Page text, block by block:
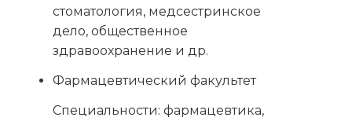
стоматология, медсестринское
дело, общественное
здравоохранение и др.
Фармацевтический факультет
Специальности: фармацевтика,